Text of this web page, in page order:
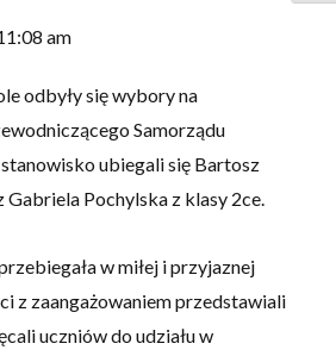
am
odbyły się wybory na
Samorządu
ubiegali się Bartosz
Pochylska z klasy 2ce.
w miłej i przyjaznej
z zaangażowaniem przedstawiali
uczniów do udziału w